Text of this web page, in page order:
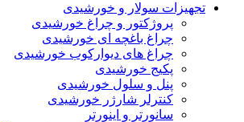
تجهیزات سولار و خورشیدی
پروژکتور و چراغ خورشیدی
چراغ باغچه ای خورشیدی
چراغ های دیوارکوب خورشیدی
پکیج خورشیدی
پنل و سلول خورشیدی
کنترلر شارژر خورشیدی
سانورتر و اینورتر